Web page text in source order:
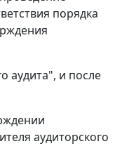
порядка
аудита", и после
аудиторского